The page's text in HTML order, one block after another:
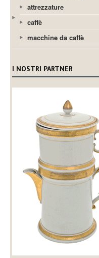
attrezzature
caffè
macchine da caffè
I NOSTRI PARTNER